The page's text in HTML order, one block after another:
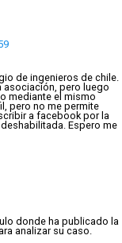
de ingenieros de chile.
asociación, pero luego
mediante el mismo
pero no me permite
a facebook por la
Espero me
donde ha publicado la
analizar su caso.